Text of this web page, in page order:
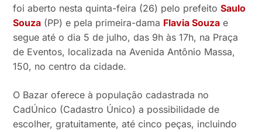
foi aberto nesta quinta-feira (26) pelo prefeitoSaulo
Souza (PP) e pela primeira-dama Flavia Souza e
segue até o dia 5 de julho, das 9h às 17h, na Praça
de Eventos, localizada na Avenida Antônio Massa,
150, no centro da cidade.
O Bazar oferece à população cadastrada no
CadÚnico (Cadastro Único) a possibilidade de
escolher, gratuitamente, até cinco peças, incluindo